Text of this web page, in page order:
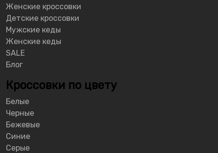
Женские кроссовки
Детские кроссовки
Мужские кеды
Женские кеды
SALE
Блог
Кроссовки по цвету
Белые
Черные
Бежевые
Синие
Серые